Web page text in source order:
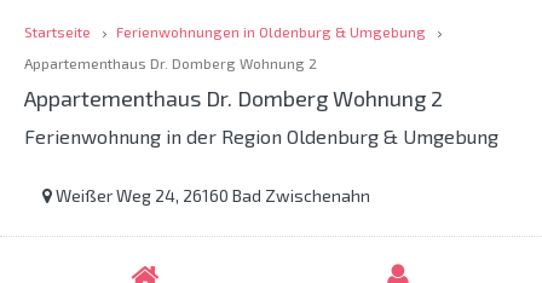
Startseite
Ferienwohnungen in Oldenburg & Umgebung
Appartementhaus Dr. Domberg Wohnung 2
Appartementhaus Dr. Domberg Wohnung 2
Ferienwohnung in der Region Oldenburg & Umgebung
Weißer Weg 24, 26160 Bad Zwischenahn